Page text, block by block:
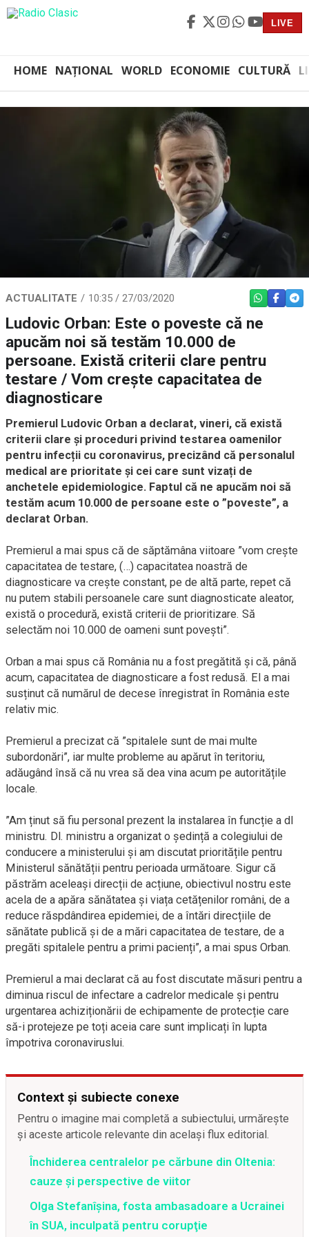
LIVE
HOME NAȚIONAL WORLD ECONOMIE CULTURĂ
ACTUALITATE 10:35 / 27/03/2020 WHATSAPP
Ludovic Orban: Este o poveste că ne
apucăm noi să testăm 10.000 de
persoane. Există criterii clare pentru
testare / Vom crește capacitatea de
diagnosticare
Premierul Ludovic Orban a declarat, vineri, că există
criterii clare și proceduri privind testarea oamenilor
pentru infecții cu coronavirus, precizând că personalul
medical are prioritate și cei care sunt vizați de
anchetele epidemiologice. Faptul că ne apucăm noi să
testăm acum 10.000 de persoane este o ”poveste”, a
declarat Orban.
Premierul a mai spus că de săptămâna viitoare ”vom crește
capacitatea de testare, (…) capacitatea noastră de
diagnosticare va crește constant, pe de altă parte, repet că
nu putem stabili persoanele care sunt diagnosticate aleator,
există o procedură, există criterii de prioritizare. Să
selectăm noi 10.000 de oameni sunt povești”.
Orban a mai spus că România nu a fost pregătită și că, până
acum, capacitatea de diagnosticare a fost redusă. El a mai
susținut că numărul de decese înregistrat în România este
relativ mic.
Premierul a precizat că ”spitalele sunt de mai multe
subordonări”, iar multe probleme au apărut în teritoriu,
adăugând însă că nu vrea să dea vina acum pe autoritățile
locale.
”Am ținut să fiu personal prezent la instalarea în funcție a dl
ministru. Dl. ministru a organizat o ședință a colegiului de
conducere a ministerului și am discutat prioritățile pentru
Ministerul sănătății pentru perioada următoare. Sigur că
păstrăm aceleași direcții de acțiune, obiectivul nostru este
acela de a apăra sănătatea și viața cetățenilor români, de a
reduce răspdândirea epidemiei, de a întări direcțiile de
sănătate publică și de a mări capacitatea de testare, de a
pregăti spitalele pentru a primi pacienți”, a mai spus Orban.
Premierul a mai declarat că au fost discutate măsuri pentru a
diminua riscul de infectare a cadrelor medicale și pentru
urgentarea achiziționării de echipamente de protecție care
să-i protejeze pe toți aceia care sunt implicați în lupta
împotriva coronaviruslui.
Context și subiecte conexe
Pentru o imagine mai completă a subiectului, urmărește
și aceste articole relevante din același flux editorial.
Închiderea centralelor pe cărbune din Oltenia:
cauze și perspective de viitor
Olga Stefanîşina, fosta ambasadoare a Ucrainei
în SUA, inculpată pentru corupţie